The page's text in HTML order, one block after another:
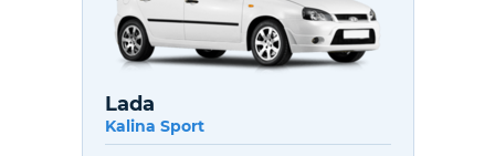
Lada
Kalina Sport